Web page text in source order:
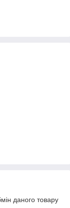
даного товару